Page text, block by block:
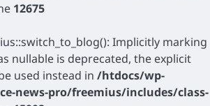
12675
Implicitly marking
nullable is deprecated, the explicit
used instead in /htdocs/wp-
news-pro/freemius/includes/class-